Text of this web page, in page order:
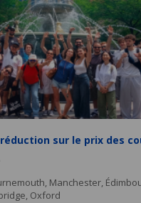
sur le prix des
Manchester,
Oxford